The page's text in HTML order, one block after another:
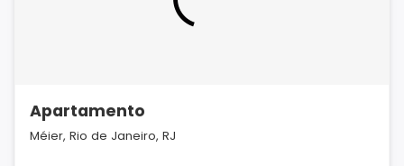
Apartamento
Méier, Rio de Janeiro, RJ